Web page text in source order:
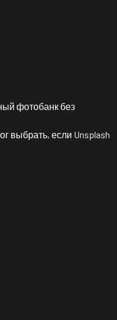
фотобанк без
выбрать, если Unsplash